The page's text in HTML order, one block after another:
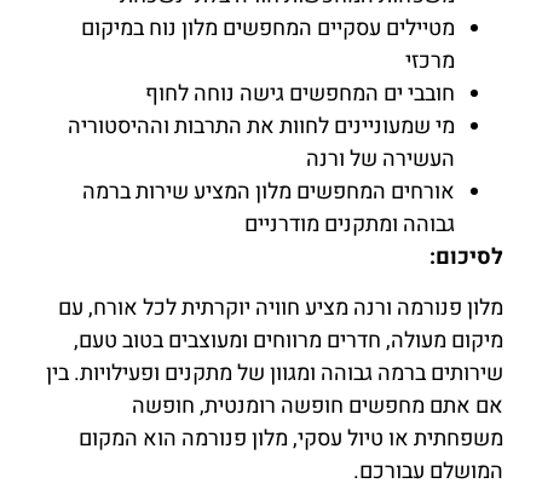
מטיילים עסקיים המחפשים מלון נוח במיקום
מרכזי
חובבי ים המחפשים גישה נוחה לחוף
מי שמעוניינים לחוות את התרבות וההיסטוריה
העשירה של ורנה
אורחים המחפשים מלון המציע שירות ברמה
גבוהה ומתקנים מודרניים
לסיכום:
מלון פנורמה ורנה מציע חוויה יוקרתית לכל אורח, עם
מיקום מעולה, חדרים מרווחים ומעוצבים בטוב טעם,
שירותים ברמה גבוהה ומגוון של מתקנים ופעילויות. בין
אם אתם מחפשים חופשה רומנטית, חופשה
משפחתית או טיול עסקי, מלון פנורמה הוא המקום
המושלם עבורכם.